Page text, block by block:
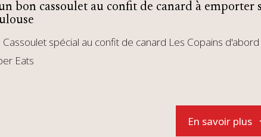
bon cassoulet au confit de canard à emporter
spécial au confit de canard Les Copains d'abord
Eats
En savoir plus